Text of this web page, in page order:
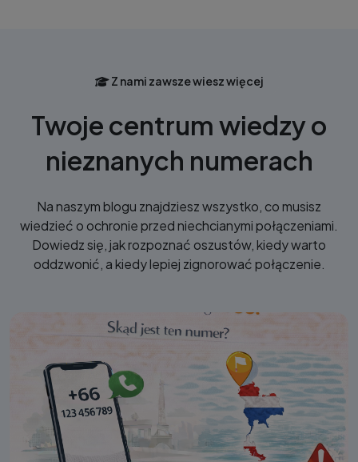
Z nami zawsze wiesz więcej
Twoje centrum wiedzy o
nieznanych numerach
Na naszym blogu znajdziesz wszystko, co musisz
wiedzieć o ochronie przed niechcianymi połączeniami.
Dowiedz się, jak rozpoznać oszustów, kiedy warto
oddzwonić, a kiedy lepiej zignorować połączenie.